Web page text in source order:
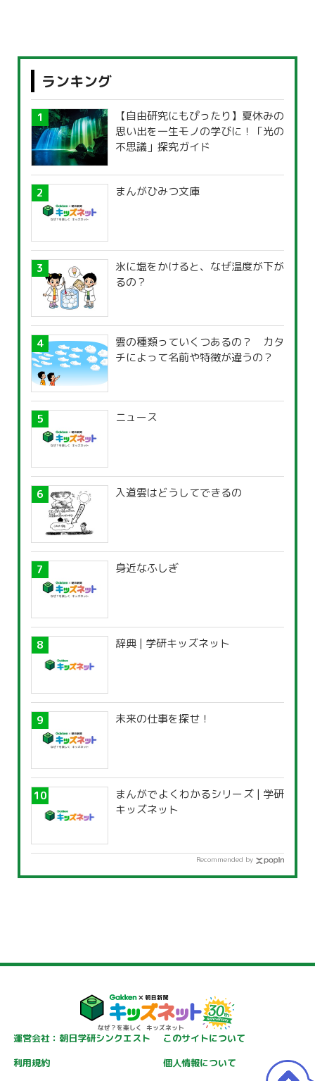
ランキング
【自由研究にもぴったり】夏休みの
思い出を一生モノの学びに！「光の
不思議」探究ガイド
まんがひみつ文庫
氷に塩をかけると、なぜ温度が下が
るの？
雲の種類っていくつあるの？ カタ
チによって名前や特徴が違うの？
ニュース
入道雲はどうしてできるの
身近なふしぎ
辞典 | 学研キッズネット
未来の仕事を探せ！
まんがでよくわかるシリーズ | 学研
キッズネット
Recommended by
運営会社：朝日学研シンクエスト
このサイトについて
利用規約
個人情報について